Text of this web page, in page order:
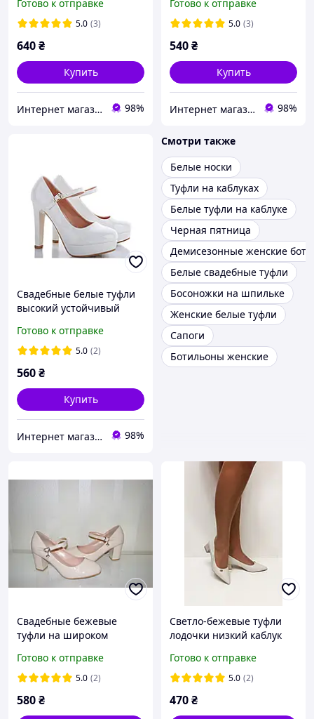
Готово к отправке
5.0 (3)
640₴
Купить
Интернет магазин "Ножки в одежке" 98%
Готово к отправке
5.0 (3)
540₴
Купить
Интернет магазин "Ножки в одежке" 98%
Свадебные белые туфли
высокий устойчивый
38
Готово к отправке
5.0 (2)
560₴
Купить
Интернет магазин "Ножки в одежке" 98%
Смотри также
Белые носки
Туфли на каблуках
Белые туфли на каблуке
Черная пятница
Демисезонные женские
Белые свадебные туфли
Босоножки на шпильке
Женские белые туфли
Сапоги
Ботильоны женские
Свадебные бежевые
туфли на широком
Готово к отправке
5.0 (2)
580₴
Светло-бежевые туфли
лодочки низкий каблук
Готово к отправке
5.0 (2)
470₴